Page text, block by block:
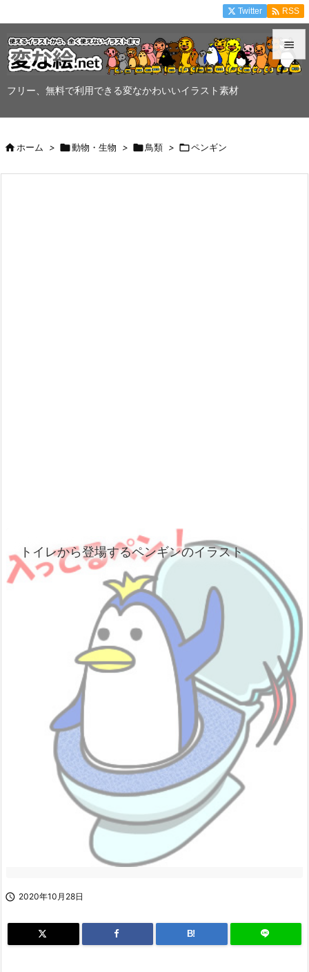
フリー、無料で利用できる変なかわいいイラスト素材


Twitter  RSS
ホーム > 動物・生物 > 鳥類 > ペンギン
トイレから登場するペンギンのイラスト
 2020年10月28日
B!